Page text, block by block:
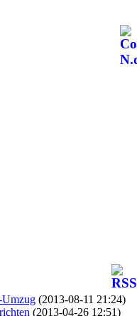
Umzug (2013-08-11 21:24)
(2013-04-26 12:51)